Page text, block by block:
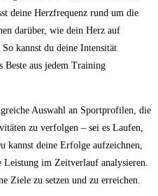
deine Herzfrequenz rund um die
darüber,⁣ wie dein Herz auf
kannst du deine Intensität
Beste aus jedem Training
Auswahl an Sportprofilen, die
zu verfolgen – sei es ⁢Laufen,
kannst deine Erfolge aufzeichnen,
Leistung im Zeitverlauf analysieren.
Ziele zu setzen und zu erreichen.